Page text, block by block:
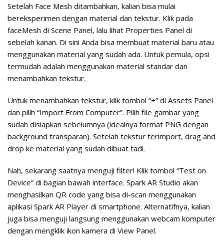
Setelah Face Mesh ditambahkan, kalian bisa mulai
bereksperimen dengan material dan tekstur. Klik pada
faceMesh di Scene Panel, lalu lihat Properties Panel di
sebelah kanan. Di sini Anda bisa membuat material baru atau
menggunakan material yang sudah ada. Untuk pemula, opsi
termudah adalah menggunakan material standar dan
menambahkan tekstur.
Untuk menambahkan tekstur, klik tombol “+” di Assets Panel
dan pilih “Import From Computer”. Pilih file gambar yang
sudah disiapkan sebelumnya (idealnya format PNG dengan
background transparan). Setelah tekstur terimport, drag and
drop ke material yang sudah dibuat tadi.
Nah, sekarang saatnya menguji filter! Klik tombol “Test on
Device” di bagian bawah interface. Spark AR Studio akan
menghasilkan QR code yang bisa di-scan menggunakan
aplikasi Spark AR Player di smartphone. Alternatifnya, kalian
juga bisa menguji langsung menggunakan webcam komputer
dengan mengklik ikon kamera di View Panel.